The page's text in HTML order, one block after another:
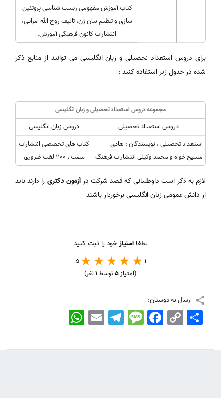
کتاب آموزش مفهومی زیست شناسی پروتئین
سازی و تنظیم بیان ژن، تالیف روح الله امرایی،
انتشارات کانون فرهنگی آموزش.
برای دروس استعداد تحصیلی و زبان انگلیسی می توانید از منابع ذکر
شده در جدول زیر استفاده کنید :
مجموعه دروس استعداد تحصیلی و زبان انگلیسی
دروس استعداد تحصیلی
دروس زبان انگلیسی
استعداد تحصیلی ، نویسندگان : هادی
مسیح خواه و محمد وکیلی انتشارات فرهنگ
کتاب های تخصصی انتشارات
سمت ، 1100 لغت ضروری
لازم به ذکر است داوطلبانی که قصد شرکت درآزمون دکتری را دارند باید
از دانش عمومی زبان انگلیسی برخوردار باشند
لطفاامتیازخود را ثبت کنید
1
5
(امتیاز5توسط1نفر)
ارسال به دوستان:
WhatsApp EmailTelegramMessageFacebook Copy
Link
اشتراک